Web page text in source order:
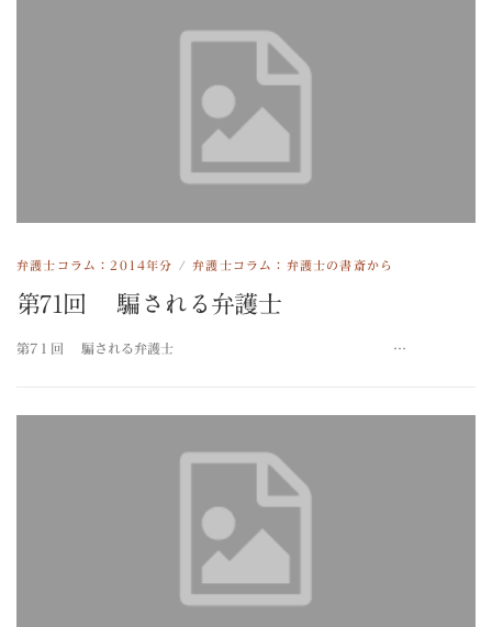
弁護士コラム：2014年分 /弁護士コラム：弁護士の書斎から
第71回 騙される弁護士
第7１回 騙される弁護士 …